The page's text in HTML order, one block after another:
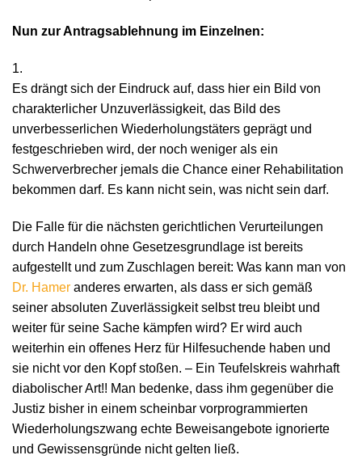
Nun zur Antragsablehnung im Einzelnen:
1.
Es drängt sich der Eindruck auf, dass hier ein Bild von
charakterlicher Unzuverlässigkeit, das Bild des
unverbesserlichen Wiederholungstäters geprägt und
festgeschrieben wird, der noch weniger als ein
Schwerverbrecher jemals die Chance einer Rehabilitation
bekommen darf. Es kann nicht sein, was nicht sein darf.
Die Falle für die nächsten gerichtlichen Verurteilungen
durch Handeln ohne Gesetzesgrundlage ist bereits
aufgestellt und zum Zuschlagen bereit: Was kann man von
Dr. Hamer anderes erwarten, als dass er sich gemäß
seiner absoluten Zuverlässigkeit selbst treu bleibt und
weiter für seine Sache kämpfen wird? Er wird auch
weiterhin ein offenes Herz für Hilfesuchende haben und
sie nicht vor den Kopf stoßen. – Ein Teufelskreis wahrhaft
diabolischer Art!! Man bedenke, dass ihm gegenüber die
Justiz bisher in einem scheinbar vorprogrammierten
Wiederholungszwang echte Beweisangebote ignorierte
und Gewissensgründe nicht gelten ließ.